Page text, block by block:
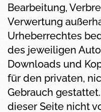
Bearbeitung,
Verwertung
Urheberrechtes
des jeweiligen
Downloads und
für den privaten,
Gebrauch
dieser Seite nicht